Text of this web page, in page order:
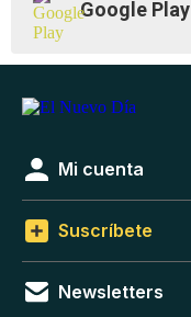
Google Play
Mi cuenta
Suscríbete
Newsletters